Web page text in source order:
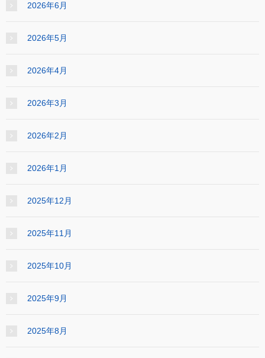
2026年6月
2026年5月
2026年4月
2026年3月
2026年2月
2026年1月
2025年12月
2025年11月
2025年10月
2025年9月
2025年8月